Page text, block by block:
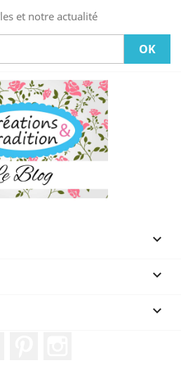
et notre actualité


